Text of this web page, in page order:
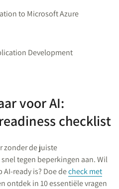
to Microsoft Azure
Development
voor AI:
checklist
zonder de juiste
tegen beperkingen aan. Wil
ready is? Doe decheck met
ontdek in 10 essentiële vragen